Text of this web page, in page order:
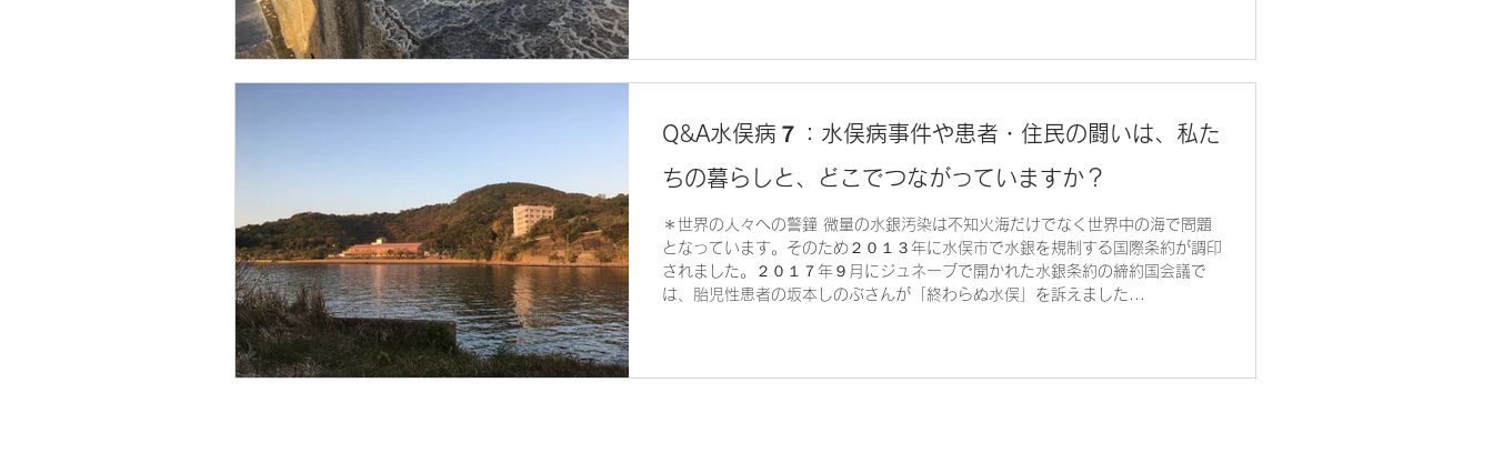
Q&A水俣病７：水俣病事件や患者・住民の闘いは、私た
ちの暮らしと、どこでつながっていますか？
＊世界の人々への警鐘 微量の水銀汚染は不知火海だけでなく世界中の海で問題
となっています。そのため２０１３年に水俣市で水銀を規制する国際条約が調印
されました。２０１７年９月にジュネーブで開かれた水銀条約の締約国会議で
は、胎児性患者の坂本しのぶさんが「終わらぬ水俣」を訴えました...